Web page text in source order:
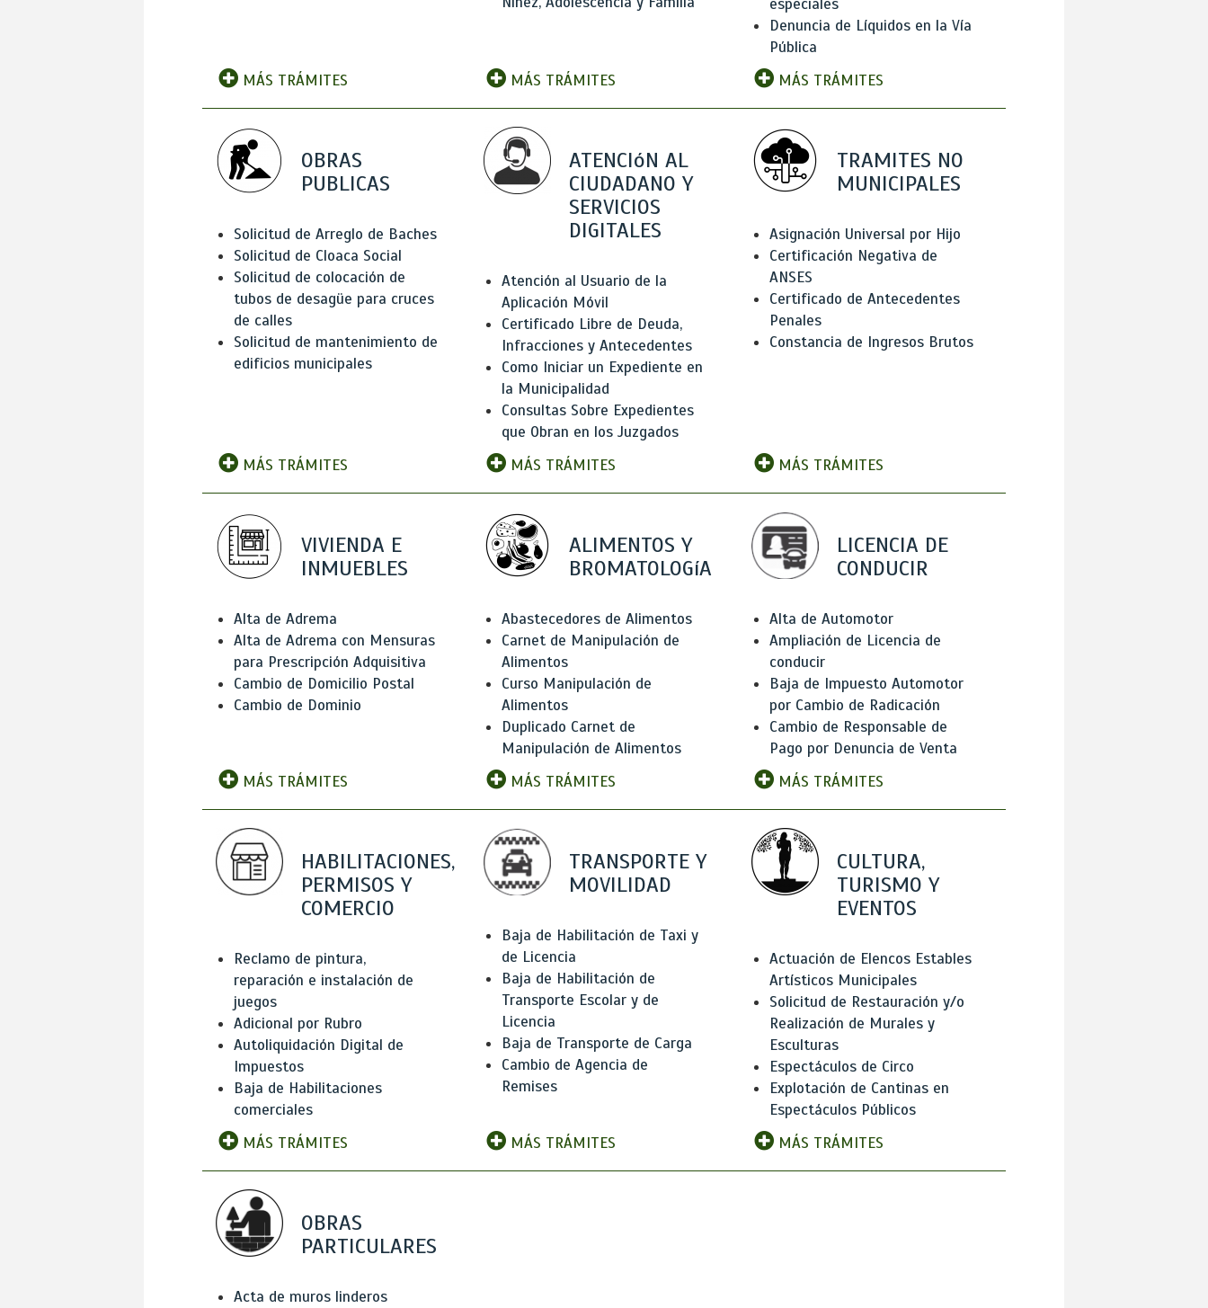
MÁS TRÁMITES MÁS TRÁMITES
especiales
Denuncia de Líquidos en la Vía
Pública
MÁS TRÁMITES
OBRAS
PUBLICAS
Solicitud de Arreglo de Baches
Solicitud de Cloaca Social
Solicitud de colocación de
tubos de desagüe para cruces
de calles
Solicitud de mantenimiento de
edificios municipales
MÁS TRÁMITES
ATENCIóN AL
CIUDADANO Y
SERVICIOS
DIGITALES
Atención al Usuario de la
Aplicación Móvil
Certificado Libre de Deuda,
Infracciones y Antecedentes
Como Iniciar un Expediente en
la Municipalidad
Consultas Sobre Expedientes
que Obran en los Juzgados
MÁS TRÁMITES
TRAMITES NO
MUNICIPALES
Asignación Universal por Hijo
Certificación Negativa de
ANSES
Certificado de Antecedentes
Penales
Constancia de Ingresos Brutos
MÁS TRÁMITES
VIVIENDA E
INMUEBLES
Alta de Adrema
Alta de Adrema con Mensuras
para Prescripción Adquisitiva
Cambio de Domicilio Postal
Cambio de Dominio
MÁS TRÁMITES
ALIMENTOS Y
BROMATOLOGíA
Abastecedores de Alimentos
Carnet de Manipulación de
Alimentos
Curso Manipulación de
Alimentos
Duplicado Carnet de
Manipulación de Alimentos
MÁS TRÁMITES
LICENCIA DE
CONDUCIR
Alta de Automotor
Ampliación de Licencia de
conducir
Baja de Impuesto Automotor
por Cambio de Radicación
Cambio de Responsable de
Pago por Denuncia de Venta
MÁS TRÁMITES
HABILITACIONES,
PERMISOS Y
COMERCIO
Reclamo de pintura,
reparación e instalación de
juegos
Adicional por Rubro
Autoliquidación Digital de
Impuestos
Baja de Habilitaciones
comerciales
MÁS TRÁMITES
TRANSPORTE Y
MOVILIDAD
Baja de Habilitación de Taxi y
de Licencia
Baja de Habilitación de
Transporte Escolar y de
Licencia
Baja de Transporte de Carga
Cambio de Agencia de
Remises
MÁS TRÁMITES
CULTURA,
TURISMO Y
EVENTOS
Actuación de Elencos Estables
Artísticos Municipales
Solicitud de Restauración y/o
Realización de Murales y
Esculturas
Espectáculos de Circo
Explotación de Cantinas en
Espectáculos Públicos
MÁS TRÁMITES
OBRAS
PARTICULARES
Acta de muros linderos